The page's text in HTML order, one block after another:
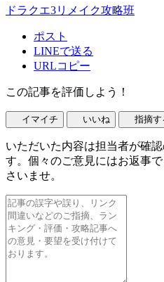
ドラクエ3リメイク攻略班
ポスト
LINEで送る
URLコピー
この記事を評価しよう！
イマイチ いいね 指摘す
いただいた内容は担当者が確
す。個々のご意見にはお返事
さいませ。